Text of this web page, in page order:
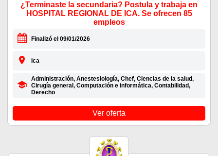
¿Terminaste la secundaria? Postula y trabaja en
HOSPITAL REGIONAL DE ICA. Se ofrecen 85
empleos
Finalizó el 09/01/2026
Ica
Administración, Anestesiología, Chef, Ciencias de la salud,
Cirugía general, Computación e informática, Contabilidad,
Derecho
Ver oferta